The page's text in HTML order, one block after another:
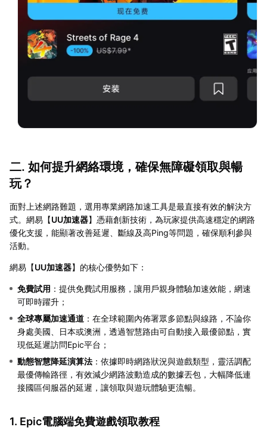
二. 如何提升網絡環境，確保無障礙領取與暢
玩？
面對上述網路難題，選用專業網路加速工具是最直接有效的解決方
式。網易【UU加速器】憑藉創新技術，為玩家提供高速穩定的網路
優化支援，能顯著改善延遲、斷線及高Ping等問題，確保順利參與
活動。
網易【UU加速器】的核心優勢如下：
免費試用 ：提供免費試用服務，讓用戶親身體驗加速效能，網速
可即時躍升；
全球專屬加速通道 ：在全球範圍內佈署眾多節點與線路，不論你
身處美國、日本或澳洲，透過智慧路由可自動接入最優節點，實
現低延遲訪問Epic平台；
動態智慧降延演算法 ：依據即時網路狀況與遊戲類型，靈活調配
最優傳輸路徑，有效減少網路波動造成的數據丟包，大幅降低連
接國區伺服器的延遲，讓領取與遊玩體驗更流暢。
1. Epic電腦端免費遊戲領取教程